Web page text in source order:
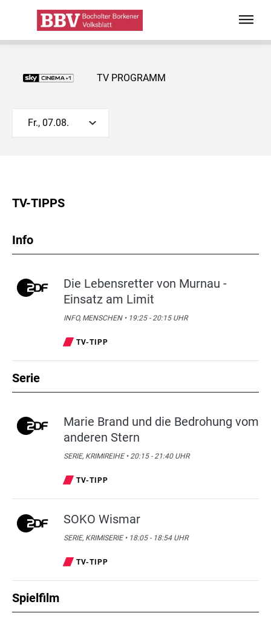
TV PROGRAMM
Fr., 07.08.
TV-TIPPS
Info
Die Lebensretter von Murnau -
Einsatz am Limit
INFO, MENSCHEN • 19:25 - 20:15 UHR
TV-TIPP
Serie
Marie Brand und die Bedrohung vom
anderen Stern
SERIE, KRIMIREIHE • 20:15 - 21:40 UHR
TV-TIPP
SOKO Wismar
SERIE, KRIMISERIE • 18:05 - 18:54 UHR
TV-TIPP
Spielfilm